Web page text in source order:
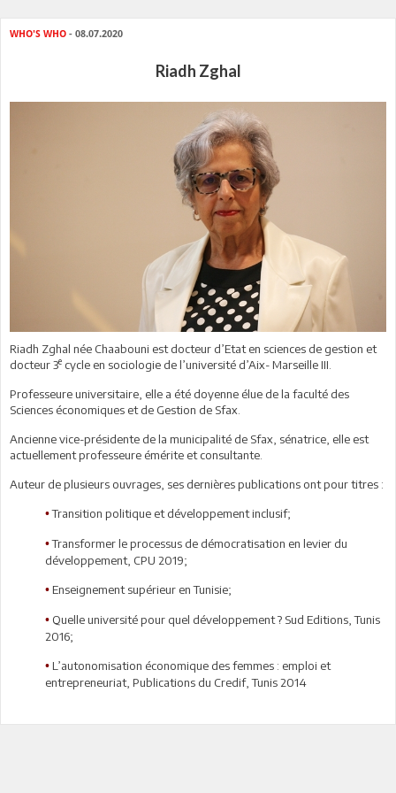
WHO'S WHO - 08.07.2020
Riadh Zghal
Riadh Zghal née Chaabouni est docteur d’Etat en sciences de gestion et
docteur 3e cycle en sociologie de l’université d’Aix- Marseille III.
Professeure universitaire, elle a été doyenne élue de la faculté des
Sciences économiques et de Gestion de Sfax.
Ancienne vice-présidente de la municipalité de Sfax, sénatrice, elle est
actuellement professeure émérite et consultante.
Auteur de plusieurs ouvrages, ses dernières publications ont pour titres :
•Transition politique et développement inclusif;
•Transformer le processus de démocratisation en levier du
développement, CPU 2019;
• Enseignement supérieur en Tunisie;
• Quelle université pour quel développement ? Sud Editions, Tunis
2016;
• L’autonomisation économique des femmes : emploi et
entrepreneuriat, Publications du Credif, Tunis 2014